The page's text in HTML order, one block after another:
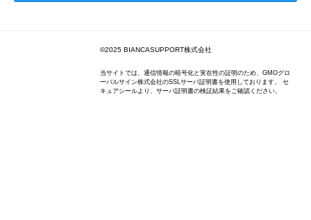
©2025 BIANCASUPPORT株式会社
当サイトでは、通信情報の暗号化と実在性の証明のため、GMOグロ
ーバルサイン株式会社のSSLサーバ証明書を使用しております。 セ
キュアシールより、サーバ証明書の検証結果をご確認ください。